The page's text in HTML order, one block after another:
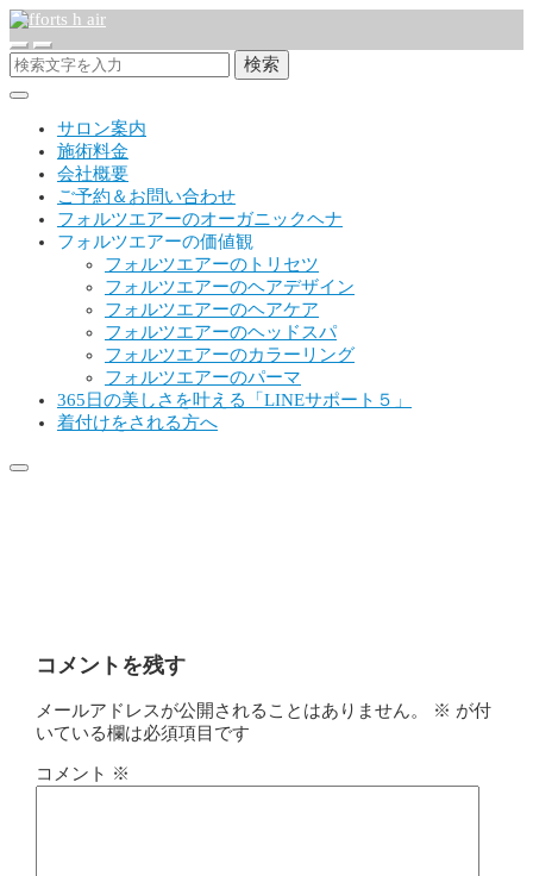
検索
サロン案内
施術料金
会社概要
ご予約＆お問い合わせ
フォルツエアーのオーガニックヘナ
フォルツエアーの価値観
フォルツエアーのトリセツ
フォルツエアーのヘアデザイン
フォルツエアーのヘアケア
フォルツエアーのヘッドスパ
フォルツエアーのカラーリング
フォルツエアーのパーマ
365日の美しさを叶える「LINEサポート５」
着付けをされる方へ
コメントを残す
メールアドレスが公開されることはありません。 ※ が付
いている欄は必須項目です
コメント ※